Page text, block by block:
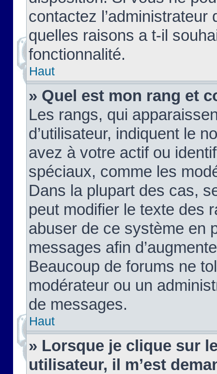
contactez
quelles raisons a t-il
fonctionnalité.
Haut
» Quel est mon rang et
Les rangs, qui
d’utilisateur, indiquent le
avez à votre actif ou
spéciaux, comme les
Dans la plupart des cas,
peut modifier le texte des
abuser de ce système en
messages afin
Beaucoup de forums ne
modérateur ou un
de messages.
Haut
» Lorsque je clique sur
utilisateur, il m’est